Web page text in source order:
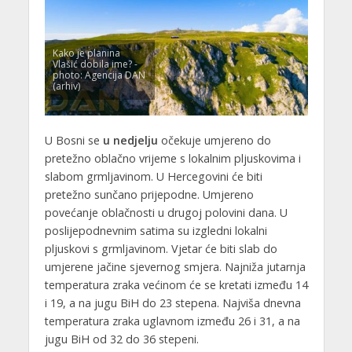
Kako je planina
Vlašić dobila ime? -
photo: Agencija DAN
(arhiv)
U Bosni se u nedjelju očekuje umjereno do
pretežno oblačno vrijeme s lokalnim pljuskovima i
slabom grmljavinom. U Hercegovini će biti
pretežno sunčano prijepodne. Umjereno
povećanje oblačnosti u drugoj polovini dana. U
poslijepodnevnim satima su izgledni lokalni
pljuskovi s grmljavinom. Vjetar će biti slab do
umjerene jačine sjevernog smjera. Najniža jutarnja
temperatura zraka većinom će se kretati između 14
i 19, a na jugu BiH do 23 stepena. Najviša dnevna
temperatura zraka uglavnom između 26 i 31, a na
jugu BiH od 32 do 36 stepeni.